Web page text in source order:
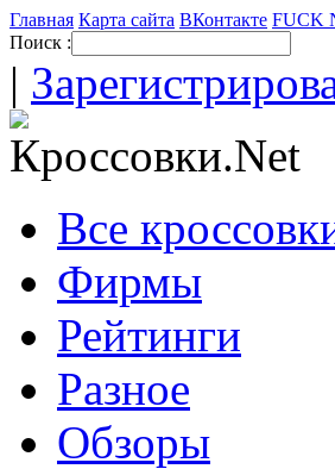
Главная Карта сайта ВКонтакте FUCK
Поиск :
|
Все
Фирмы
Рейтинги
Разное
Обзоры